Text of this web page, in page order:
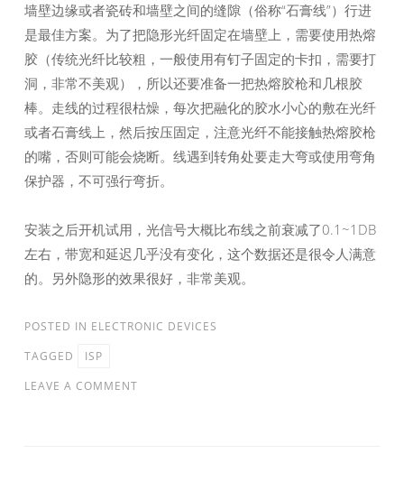
墙壁边缘或者瓷砖和墙壁之间的缝隙（俗称“石膏线”）行进
是最佳方案。为了把隐形光纤固定在墙壁上，需要使用热熔
胶（传统光纤比较粗，一般使用有钉子固定的卡扣，需要打
洞，非常不美观），所以还要准备一把热熔胶枪和几根胶
棒。走线的过程很枯燥，每次把融化的胶水小心的敷在光纤
或者石膏线上，然后按压固定，注意光纤不能接触热熔胶枪
的嘴，否则可能会烧断。线遇到转角处要走大弯或使用弯角
保护器，不可强行弯折。
安装之后开机试用，光信号大概比布线之前衰减了0.1~1DB
左右，带宽和延迟几乎没有变化，这个数据还是很令人满意
的。另外隐形的效果很好，非常美观。
POSTED IN ELECTRONIC DEVICES
TAGGED
ISP
LEAVE A COMMENT